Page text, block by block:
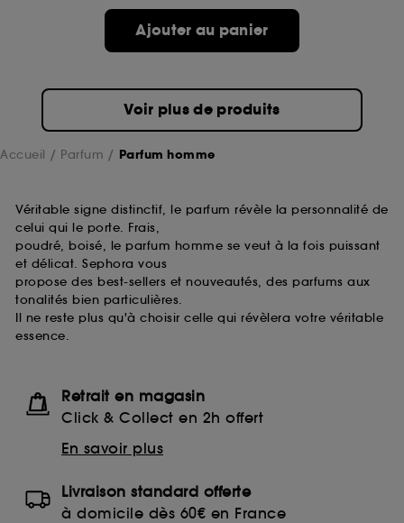
Ajouter au panier
Voir plus de produits
Accueil Parfum Parfum homme
Véritable signe distinctif, le parfum révèle la personnalité de
celui qui le porte. Frais,
poudré, boisé, le parfum homme se veut à la fois puissant
et délicat. Sephora vous
propose des best-sellers et nouveautés, des parfums aux
tonalités bien particulières.
Il ne reste plus qu'à choisir celle qui révèlera votre véritable
essence.
Retrait en magasin
Click & Collect en 2h offert
En savoir plus
Livraison standard offerte
à domicile dès 60€ en France